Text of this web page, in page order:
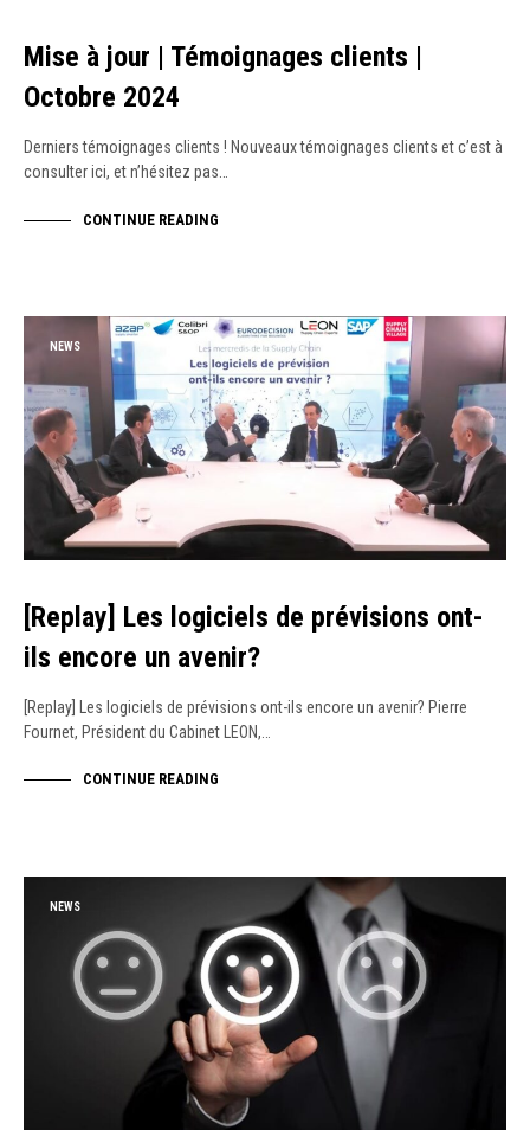
Mise à jour | Témoignages clients |
Octobre 2024
Derniers témoignages clients ! Nouveaux témoignages clients et c’est à
consulter ici, et n’hésitez pas…
CONTINUE READING
NEWS
[Replay] Les logiciels de prévisions ont-
ils encore un avenir?
[Replay] Les logiciels de prévisions ont-ils encore un avenir? Pierre
Fournet, Président du Cabinet LEON,…
CONTINUE READING
NEWS